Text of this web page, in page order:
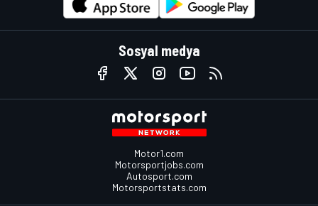
Sosyal medya
Motor1.com
Motorsportjobs.com
Autosport.com
Motorsportstats.com